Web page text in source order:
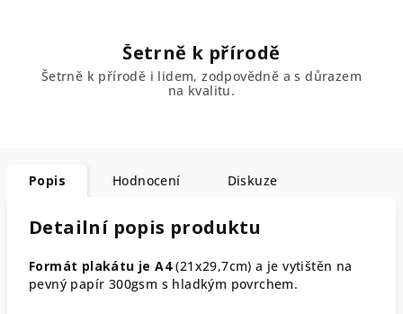
Šetrně k přírodě
Šetrně k přírodě i lidem, zodpovědně a s důrazem
na kvalitu.
Popis Hodnocení Diskuze
Detailní popis produktu
Formát plakátu je A4(21x29,7cm) a je vytištěn na
pevný papír 300gsm s hladkým povrchem.